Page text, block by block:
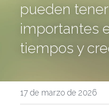
pueden
importantes
tiempos y
17 de marzo de 2026